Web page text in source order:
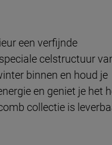
een verfijnde
celstructuur
binnen en houd je
en geniet je het
collectie is